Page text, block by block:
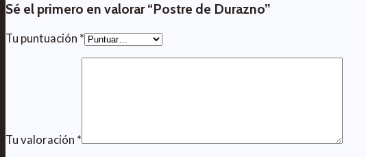
Sé el primero en valorar “Postre de Durazno”
Tu puntuación *
Tu valoración *